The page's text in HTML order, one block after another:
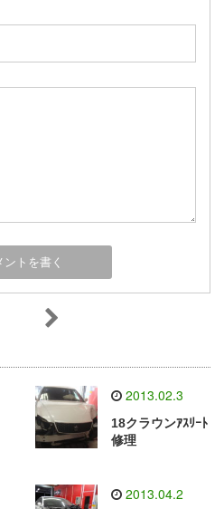
2013.02.3
18クラウンｱｽﾘｰﾄ
修理
2013.04.2